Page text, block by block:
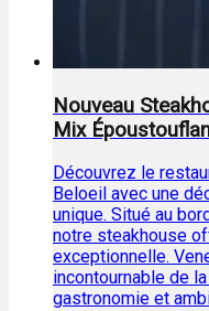
Nouveau
Mix
Découvrez le
Beloeil avec une
unique. Situé au
notre steakhouse
exceptionnelle.
incontournable de
gastronomie et